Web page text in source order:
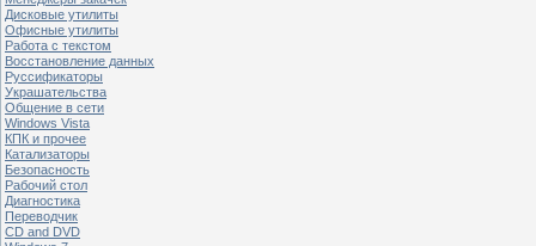
Дисковые утилиты
Офисные утилиты
Работа с текстом
Восстановление данных
Руссификаторы
Украшательства
Общение в сети
Windows Vista
КПК и прочее
Катализаторы
Безопасность
Рабочий стол
Диагностика
Переводчик
CD and DVD